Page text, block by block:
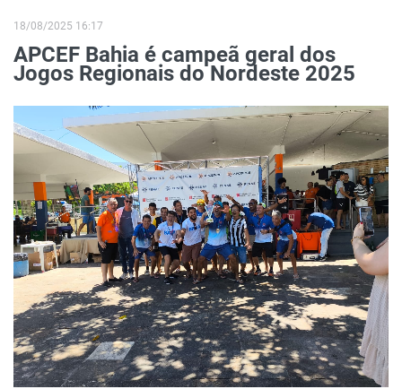
18/08/2025 16:17
APCEF Bahia é campeã geral dos
Jogos Regionais do Nordeste 2025